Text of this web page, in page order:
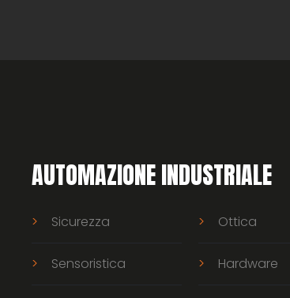
AUTOMAZIONE INDUSTRIALE
Sicurezza Ottica
Sensoristica Hardware